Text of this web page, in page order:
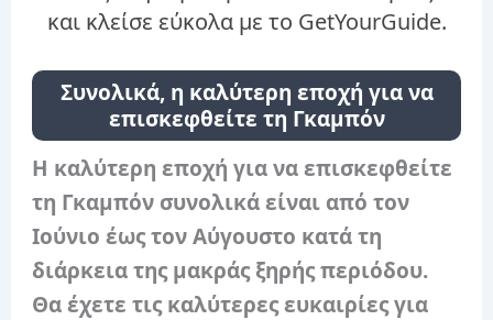
και κλείσε εύκολα με το GetYourGuide.
Συνολικά, η καλύτερη εποχή για να
επισκεφθείτε τη Γκαμπόν
Η καλύτερη εποχή για να επισκεφθείτε
τη Γκαμπόν συνολικά είναι από τον
Ιούνιο έως τον Αύγουστο κατά τη
διάρκεια της μακράς ξηρής περιόδου.
Θα έχετε τις καλύτερες ευκαιρίες για